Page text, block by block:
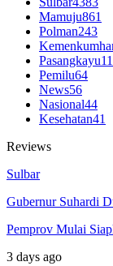
Mamuju861
Polman243
Pasangkayu
Pemilu64
News56
Nasional44
Kesehatan41
Reviews
Sulbar
Gubernur Suhardi
Pemprov Mulai
3 days ago